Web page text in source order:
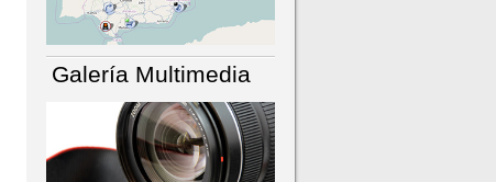
Galería Multimedia